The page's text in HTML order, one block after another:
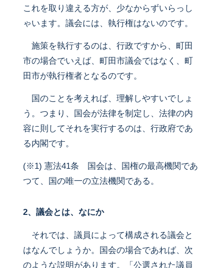
これを取り違える方が、少なからずいらっし
ゃいます。議会には、執行権はないのです。
施策を執行するのは、行政ですから、町田
市の場合でいえば、町田市議会ではなく、町
田市が執行権者となるのです。
国のことを考えれば、理解しやすいでしょ
う。つまり、国会が法律を制定し、法律の内
容に則してそれを実行するのは、行政府であ
る内閣です。
(※1) 憲法41条 国会は、国権の最高機関であ
つて、国の唯一の立法機関である。
2、議会とは、なにか
それでは、議員によって構成される議会と
はなんでしょうか。国会の場合であれば、次
のような説明があります。「公選された議員